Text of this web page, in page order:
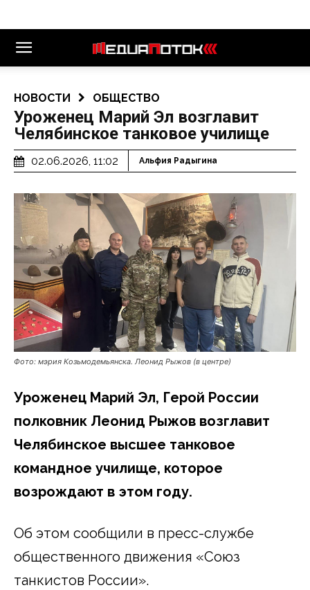
НОВОСТИ ОБЩЕСТВО
Уроженец Марий Эл возглавит
Челябинское танковое училище
02.06.2026, 11:02 Альфия Радыгина
Фото: мэрия Козьмодемьянска. Леонид Рыжов (в центре)
Уроженец Марий Эл, Герой России
полковник Леонид Рыжов возглавит
Челябинское высшее танковое
командное училище, которое
возрождают в этом году.
Об этом сообщили в пресс-службе
общественного движения «Союз
танкистов России».